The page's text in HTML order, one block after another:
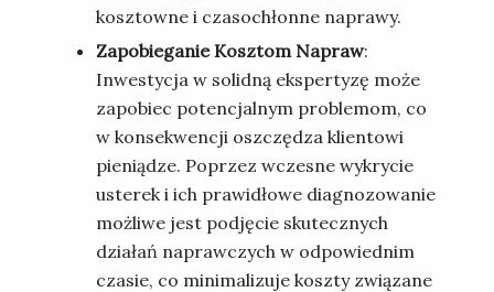
kosztowne i czasochłonne naprawy.
Zapobieganie Kosztom Napraw:
Inwestycja w solidną ekspertyzę może
zapobiec potencjalnym problemom, co
w konsekwencji oszczędza klientowi
pieniądze. Poprzez wczesne wykrycie
usterek i ich prawidłowe diagnozowanie
możliwe jest podjęcie skutecznych
działań naprawczych w odpowiednim
czasie, co minimalizuje koszty związane